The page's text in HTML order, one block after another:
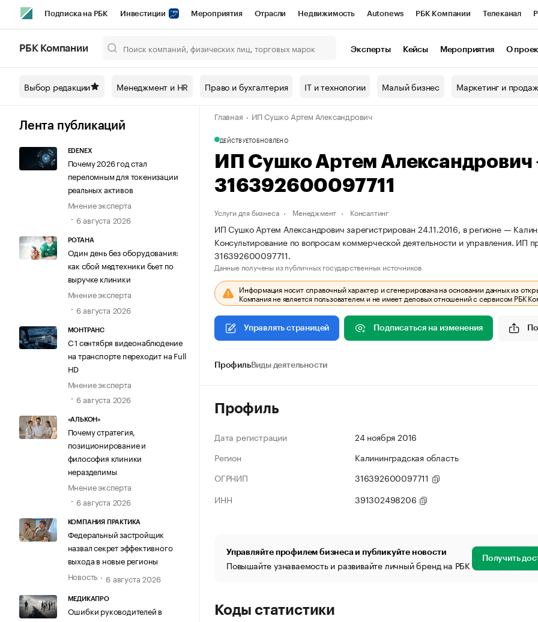
Подписка на РБК Инвестиции Мероприятия Отрасли Недвижимость Autonews РБК Компании Телеканал
Спецпроекты СПб Конференции СПб Спецпроекты Проверка контрагентов
Технологии и медиа Рынок наличной валюты
РБК Компании Эксперты Кейсы Мероприятия О
Выбор редакции Менеджмент и HR Право и бухгалтерия IT и технологии Малый бизнес Маркетинг и
Лента публикаций
EDENEX
Почему 2026 год стал
переломным для токенизации
реальных активов
Мнение эксперта
6 августа 2026
РОТАНА
Один день без оборудования:
как сбой медтехники бьет по
выручке клиники
Мнение эксперта
6 августа 2026
МОНТРАНС
С 1 сентября видеонаблюдение
на транспорте переходит на Full
HD
Мнение эксперта
6 августа 2026
«АЛЬКОН»
Почему стратегия,
позиционирование и
философия клиники
неразделимы
Мнение эксперта
6 августа 2026
КОМПАНИЯ ПРАКТИКА
Федеральный застройщик
назвал секрет эффективного
выхода в новые регионы
Новость
6 августа 2026
МЕДИКАПРО
Ошибки руководителей в
Главная ИП Сушко Артем Александрович
ДЕЙСТВУЕТОБНОВЛЕНО
ИП Сушко Артем
316392600097711
Услуги для бизнеса Менеджмент Консалтинг
ИП Сушко Артем Александрович зарегистрирован 24.11.2016, в регионе —
Консультирование по вопросам коммерческой деятельности и управления.
316392600097711.
Данные получены из публичных государственных источников.
Информация носит справочный характер и сгенерирована на основании данных из
Компания не является пользователем и не имеет деловых отношений с сервисом РБК
Управлять страницей Подписаться на изменения
ПрофильВиды деятельности
Профиль
Дата регистрации
24 ноября 2016
Регион
Калининградская область
ОГРНИП
316392600097711
ИНН
391302498206
Управляйте профилем бизнеса и публикуйте новости
Повышайте узнаваемость и развивайте личный бренд на РБК Получить
Коды статистики